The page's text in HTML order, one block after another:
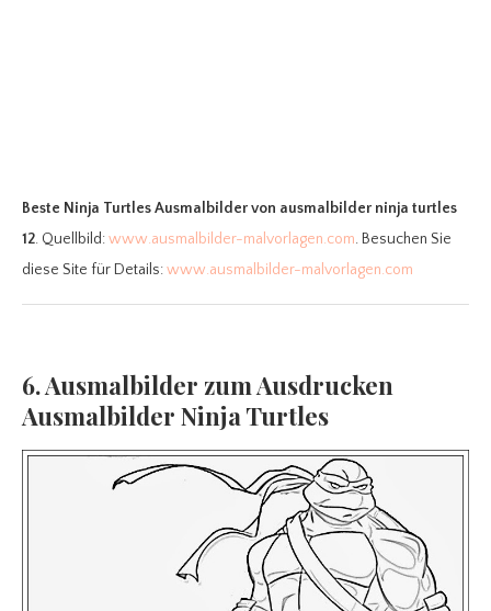
Beste Ninja Turtles Ausmalbildervon ausmalbilder ninja turtles
12. Quellbild:www.ausmalbilder-malvorlagen.com. Besuchen Sie
diese Site für Details:www.ausmalbilder-malvorlagen.com
6. Ausmalbilder zum Ausdrucken
Ausmalbilder Ninja Turtles